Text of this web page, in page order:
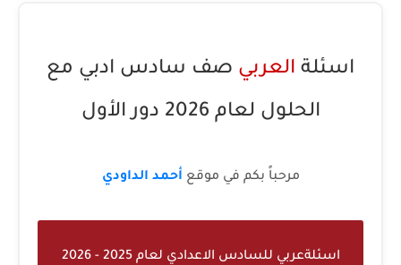
اسئلة العربي صف سادس ادبي مع
الحلول لعام 2026 دور الأول
مرحباً بكم في موقع أحمد الداودي
اسئلةعربي للسادس الاعدادي لعام 2025 - 2026